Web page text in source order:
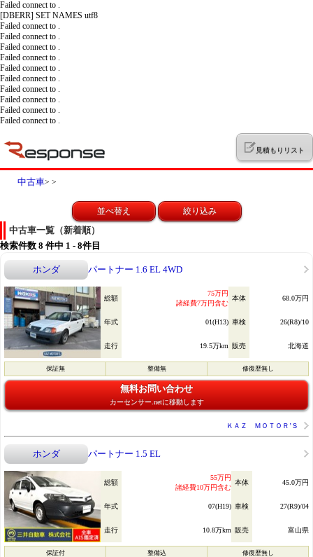
Failed connect to .
[DBERR] SET NAMES utf8
Failed connect to .
Failed connect to .
Failed connect to .
Failed connect to .
Failed connect to .
Failed connect to .
Failed connect to .
Failed connect to .
Failed connect to .
Failed connect to .
見積もりリスト
中古車> >
並べ替え 絞り込み
中古車一覧（新着順）
検索件数 8 件中 1 - 8件目
ホンダ パートナー 1.6 EL 4WD
総額
75万円
諸経費7万円含む
本体 68.0万円
年式 01(H13) 車検 26(R8)/10
走行 19.5万km 販売 北海道
保証無 整備無 修復歴無し
無料お問い合わせ
カーセンサー.netに移動します
ＫＡＺ ＭＯＴＯＲ’Ｓ
ホンダ パートナー 1.5 EL
総額
55万円
諸経費10万円含む
本体 45.0万円
年式 07(H19) 車検 27(R9)/04
走行 10.8万km 販売 富山県
保証付 整備込 修復歴無し